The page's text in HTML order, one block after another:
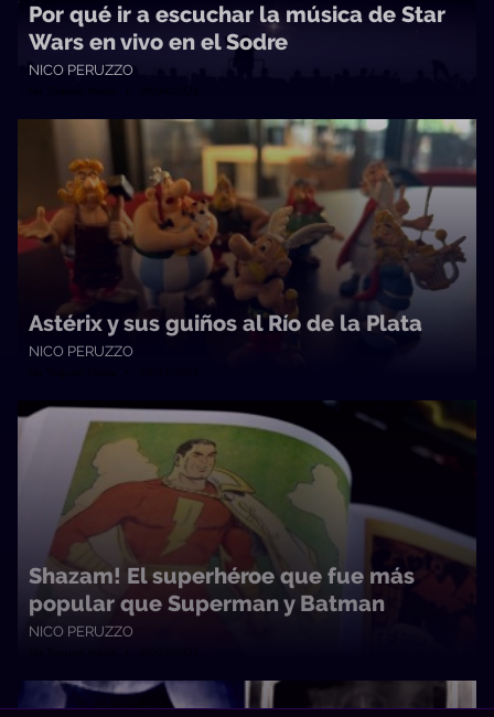
Por qué ir a escuchar la música de Star
Wars en vivo en el Sodre
NICO PERUZZO
Astérix y sus guiños al Río de la Plata
NICO PERUZZO
Shazam! El superhéroe que fue más
popular que Superman y Batman
NICO PERUZZO